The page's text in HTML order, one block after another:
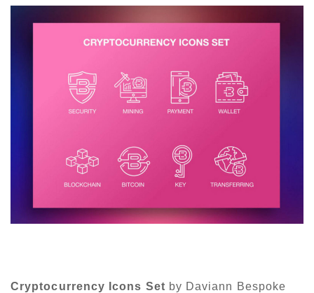
Cryptocurrency Icons Set by Daviann Bespoke